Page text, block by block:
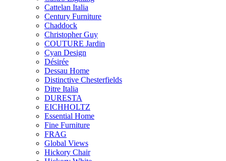
Cattelan Italia
Century Furniture
Chaddock
Christopher Guy
COUTURE Jardin
Cyan Design
Désirée
Dessau Home
Distinctive Chesterfields
Ditre Italia
DURESTA
EICHHOLTZ
Essential Home
Fine Furniture
FRAG
Global Views
Hickory Chair